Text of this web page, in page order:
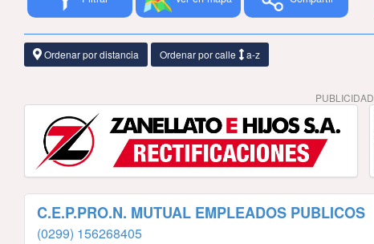
Ordenar por distancia Ordenar por calle a-z
PUBLICIDAD
C.E.P.PRO.N. MUTUAL EMPLEADOS PUBLICOS
(0299) 156268405